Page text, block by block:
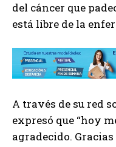
del cáncer que
está libre de la
A través de su red
expresó que “hoy
agradecido. Gracias